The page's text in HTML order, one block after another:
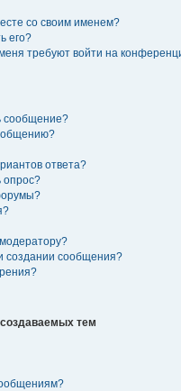
со своим именем?
его?
требуют войти на
сообщение?
ответа?
опрос?
создании сообщения?
тем